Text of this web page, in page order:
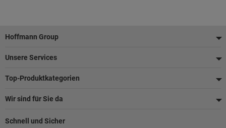
Fußzeile
Hoffmann Group
Unsere Services
Top-Produktkategorien
Wir sind für Sie da
Schnell und Sicher